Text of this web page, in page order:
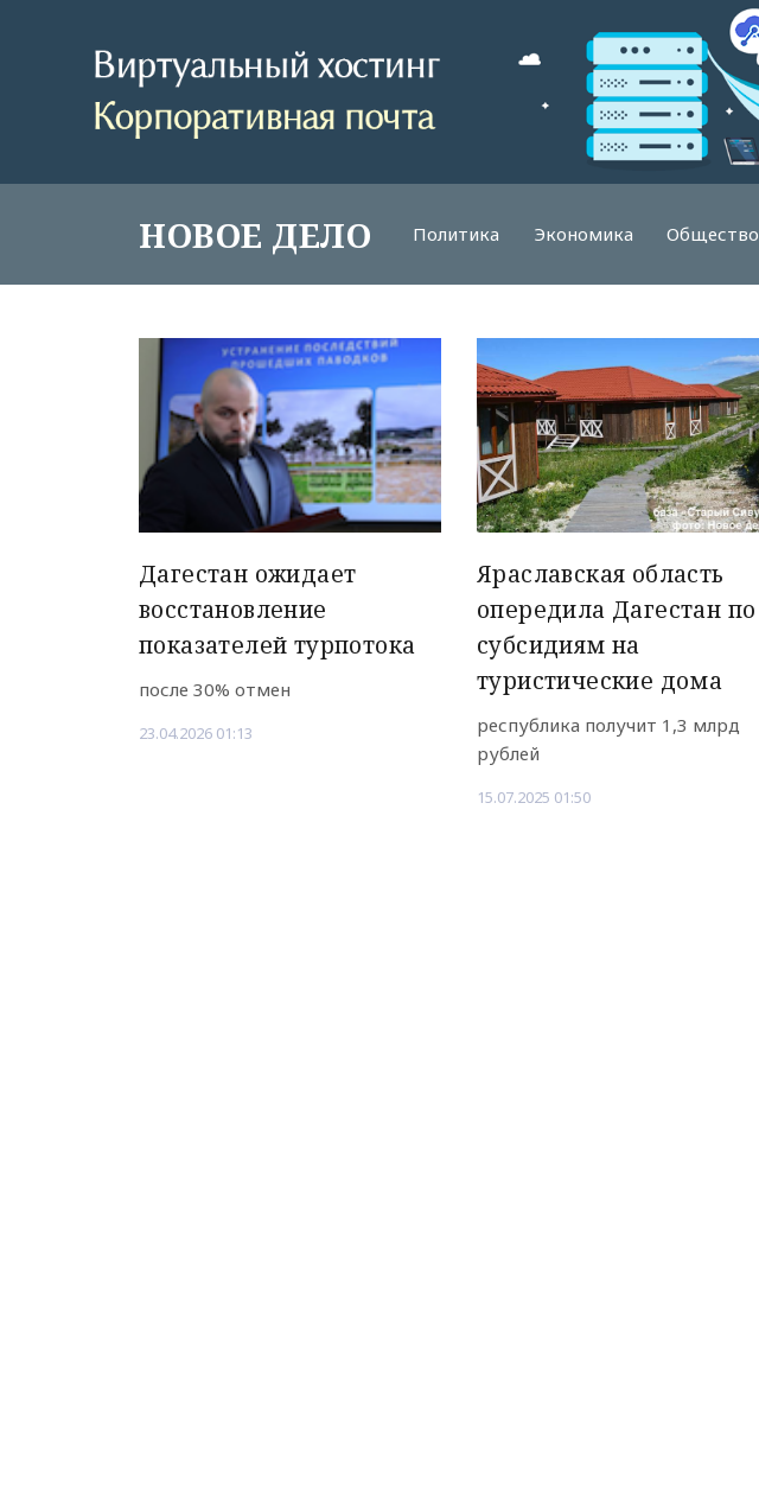
НОВОЕ ДЕЛО Политика Экономика Общество
Дагестан ожидает
восстановление
показателей турпотока
после 30% отмен
23.04.2026 01:13
Яраславская область
опередила Дагестан по
субсидиям на
туристические дома
республика получит 1,3 млрд
рублей
15.07.2025 01:50